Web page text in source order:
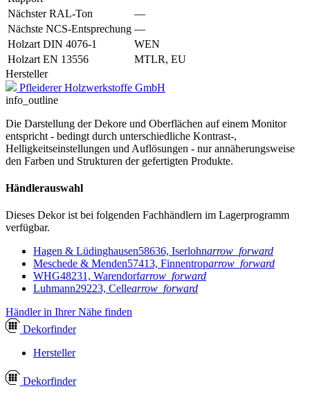
Nächster RAL-Ton
—
Nächste NCS-Entsprechung —
Holzart DIN 4076-1
WEN
Holzart EN 13556
MTLR, EU
Hersteller
Pfleiderer Holzwerkstoffe GmbH
info_outline
Die Darstellung der Dekore und Oberflächen auf einem Monitor
entspricht - bedingt durch unterschiedliche Kontrast-,
Helligkeitseinstellungen und Auflösungen - nur annäherungsweise
den Farben und Strukturen der gefertigten Produkte.
Händlerauswahl
Dieses Dekor ist bei folgenden Fachhändlern im Lagerprogramm
verfügbar.
Hagen & Lüdinghausen58636, Iserlohnarrow_forward
Meschede & Menden57413, Finnentroparrow_forward
WHG48231, Warendorfarrow_forward
Luhmann29223, Cellearrow_forward
Händler in Ihrer Nähe finden
Dekorfinder
Hersteller
Dekorfinder